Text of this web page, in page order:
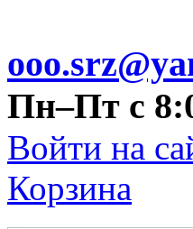
Пн–Пт с
Войти на
Корзина